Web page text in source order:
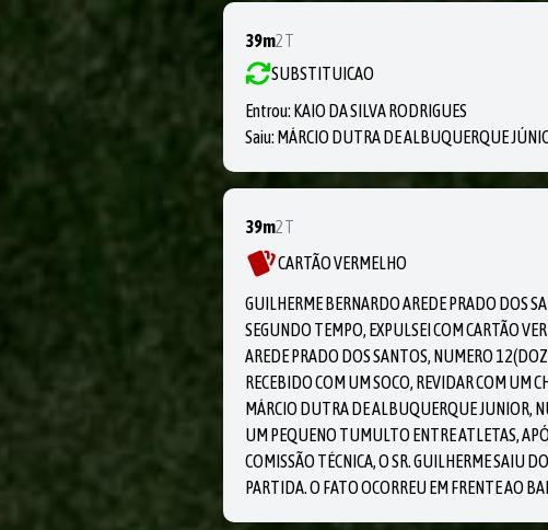
39m2T
SUBSTITUICAO
Entrou: KAIO DA SILVA RODRIGUES
Saiu: MÁRCIO DUTRA DE ALBUQUERQUE
39m2T
CARTÃO VERMELHO
GUILHERME BERNARDO AREDE PRADO DOS
SEGUNDO TEMPO, EXPULSEI COM CARTÃO
AREDE PRADO DOS SANTOS, NUMERO
RECEBIDO COM UM SOCO, REVIDAR COM UM
MÁRCIO DUTRA DE ALBUQUERQUE JUNIOR,
UM PEQUENO TUMULTO ENTRE ATLETAS,
COMISSÃO TÉCNICA, O SR. GUILHERME SAIU
PARTIDA. O FATO OCORREU EM FRENTE AO